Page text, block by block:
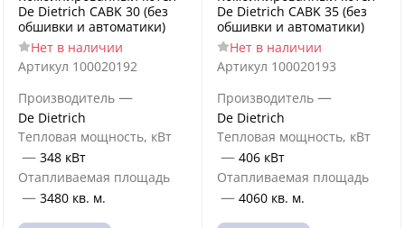
De Dietrich CABK 30 (без
обшивки и автоматики)
Нет в наличии
Артикул 100020192
Производитель —
De Dietrich
Тепловая мощность, кВт
— 348 кВт
Отапливаемая площадь
— 3480 кв. м.
De Dietrich CABK 35 (без
обшивки и автоматики)
Нет в наличии
Артикул 100020193
Производитель —
De Dietrich
Тепловая мощность, кВт
— 406 кВт
Отапливаемая площадь
— 4060 кв. м.